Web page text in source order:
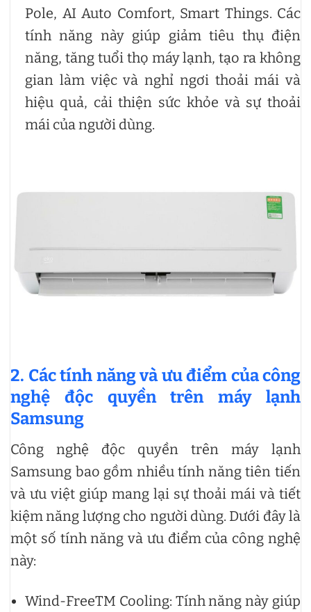
Pole, AI Auto Comfort, Smart Things. Các
tính năng này giúp giảm tiêu thụ điện
năng, tăng tuổi thọ máy lạnh, tạo ra không
gian làm việc và nghỉ ngơi thoải mái và
hiệu quả, cải thiện sức khỏe và sự thoải
mái của người dùng.
2. Các tính năng và ưu điểm của công
nghệ độc quyền trên máy lạnh
Samsung
Công nghệ độc quyền trên máy lạnh
Samsung bao gồm nhiều tính năng tiên tiến
và ưu việt giúp mang lại sự thoải mái và tiết
kiệm năng lượng cho người dùng. Dưới đây là
một số tính năng và ưu điểm của công nghệ
này:
Wind-FreeTM Cooling: Tính năng này giúp